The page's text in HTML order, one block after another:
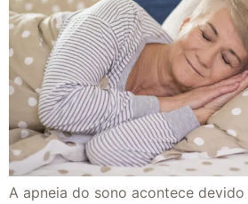
A apneia do sono acontece